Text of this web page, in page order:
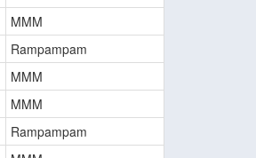
MMM
Rampampam
MMM
MMM
Rampampam